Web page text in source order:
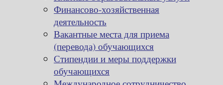
Финансово-хозяйственная
деятельность
Вакантные места для приема
(перевода) обучающихся
Стипендии и меры поддержки
обучающихся